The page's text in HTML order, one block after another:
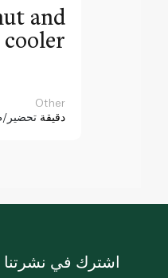
and
Other
10 دقيقة
اشترك في نشرتنا